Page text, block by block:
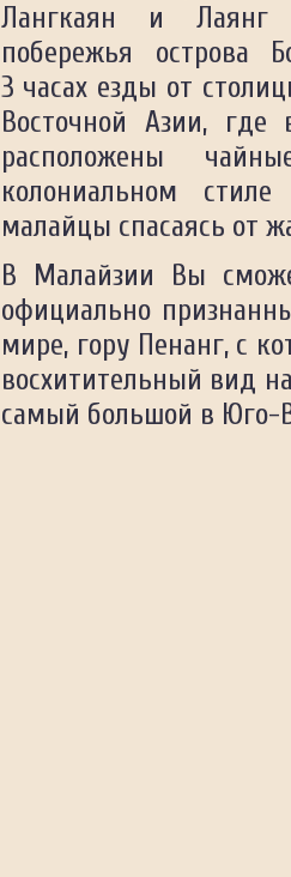
Лангкаян и Лаянг
побережья острова
3 часах езды от
Восточной Азии,
расположены
колониальном
малайцы спасаясь от
В Малайзии Вы
официально
мире, гору Пенанг, с
восхитительный вид
самый большой в Юго-